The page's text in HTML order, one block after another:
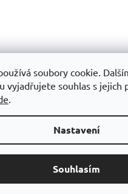
soubory cookie.
vyjadřujete souhlas s jejich
.
Nastavení
Souhlasím